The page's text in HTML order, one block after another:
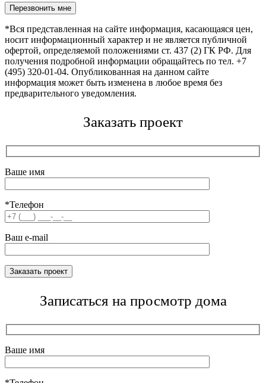
Оставьте это поле пустым.
*Вся представленная на сайте информация, касающаяся цен,
носит информационный характер и не является публичной
офертой, определяемой положениями ст. 437 (2) ГК РФ. Для
получения подробной информации обращайтесь по тел. +7
(495) 320-01-04. Опубликованная на данном сайте
информация может быть изменена в любое время без
предварительного уведомления.
Заказать проект
Ваше имя
*Телефон
Ваш e-mail
Записаться на просмотр дома
Ваше имя